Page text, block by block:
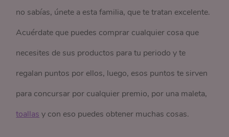
no sabías, únete a esta familia, que te tratan excelente.
Acuérdate que puedes comprar cualquier cosa que
necesites de sus productos para tu periodo y te
regalan puntos por ellos, luego, esos puntos te sirven
para concursar por cualquier premio, por una maleta,
toallas y con eso puedes obtener muchas cosas.